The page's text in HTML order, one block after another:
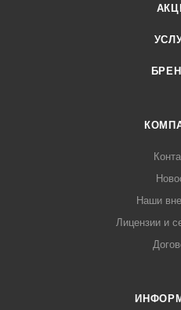
Наши
Лицензии и